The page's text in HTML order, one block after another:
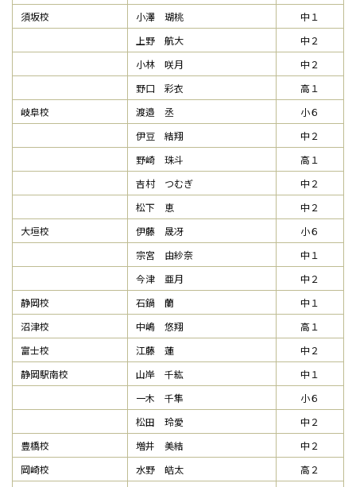
須坂校
小澤 瑚桃
中１
上野 航大
中２
小林 咲月
中２
野口 彩衣
高１
岐阜校
渡邉 丞
小６
伊豆 結翔
中２
野崎 珠斗
高１
吉村 つむぎ
中２
松下 恵
中２
大垣校
伊藤 晟冴
小６
宗宮 由紗奈
中１
今津 亜月
中２
静岡校
石鍋 蘭
中１
沼津校
中嶋 悠翔
高１
富士校
江藤 蓮
中２
静岡駅南校
山岸 千紘
中１
一木 千隼
小６
松田 玲愛
中２
豊橋校
増井 美結
中２
岡崎校
水野 皓太
高２